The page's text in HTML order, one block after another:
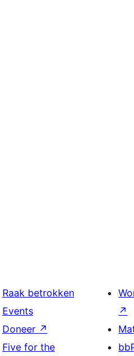
Raak betrokken
Events
Doneer ↗
Five for the
↗